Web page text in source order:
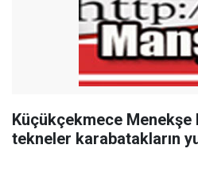
Küçükçekmece Menekşe
tekneler karabatakların